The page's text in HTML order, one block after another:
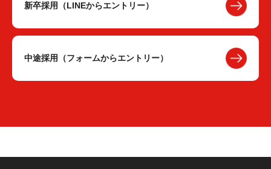
新卒採用（LINEからエントリー）
中途採用（フォームからエントリー）